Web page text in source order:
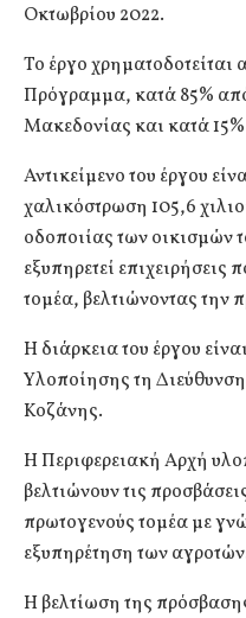
Οκτωβρίου 2022.
Το έργο χρηματοδοτείται
Πρόγραμμα, κατά 85%
Μακεδονίας και κατά
Αντικείμενο του έργου
χαλικόστρωση 105,6
οδοποιίας των
εξυπηρετεί
τομέα, βελτιώνοντας την
Η διάρκεια του έργου
Υλοποίησης τη
Κοζάνης.
Η Περιφερειακή Αρχή
βελτιώνουν τις
πρωτογενούς τομέα με
εξυπηρέτηση των
Η βελτίωση της